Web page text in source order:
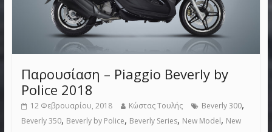
Παρουσίαση – Piaggio Beverly by
Police 2018
12 Φεβρουαρίου, 2018 Κώστας Τουλής Beverly 300,
Beverly 350, Beverly by Police, Beverly Series, New Model, New